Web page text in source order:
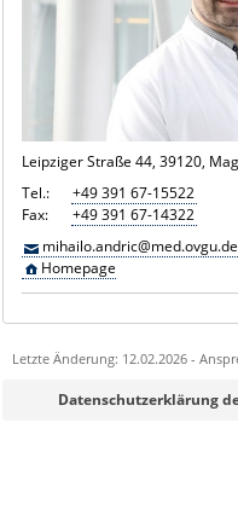
Leipziger Straße 44, 39120,
Tel.:
+49 391 67-15522
Fax:
+49 391 67-14322
mihailo.andric@med.ovgu.de
Homepage
Letzte Änderung: 12.02.2026 -
Sie können eine Nachricht
Datenschutzerklärung